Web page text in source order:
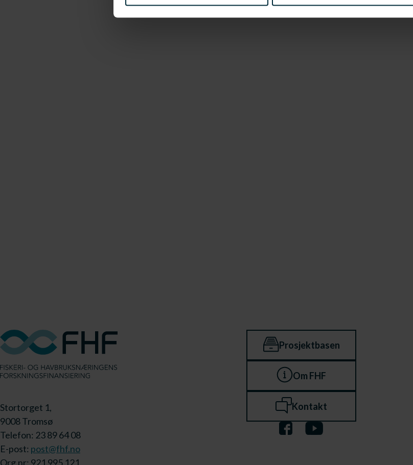
Stortorget 1,
9008 Tromsø
Telefon: 23 89 64 08
E-post: post@fhf.no
Org.nr: 921 995 121
Prosjektbasen
Om FHF
Kontakt